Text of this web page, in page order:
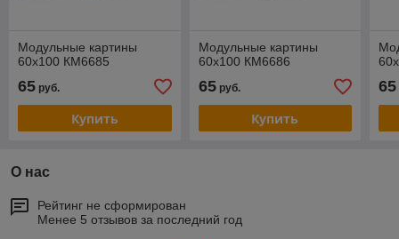
Модульные картины
60x100 КМ6685
65 руб.
Купить
Модульные картины
60x100 КМ6686
65руб.
Купить
65
О нас
Рейтинг не сформирован
Менее 5 отзывов за последний год